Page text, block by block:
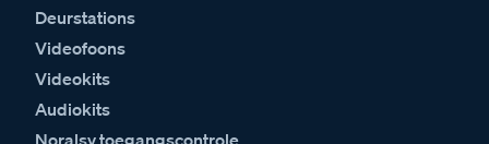
Deurstations
Videofoons
Videokits
Audiokits